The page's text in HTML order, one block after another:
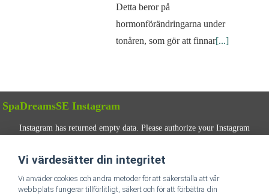
Detta beror på
hormonförändringarna under
tonåren, som gör att finnar[...]
SpaDreamsSE Instagram
Instagram has returned empty data. Please authorize your Instagram
FÖLJ OSS
Vi värdesätter din integritet
Vi anväder cookies och andra metoder för att säkerställa att vår
webbplats fungerar tillförlitligt, säkert och för att förbättra din